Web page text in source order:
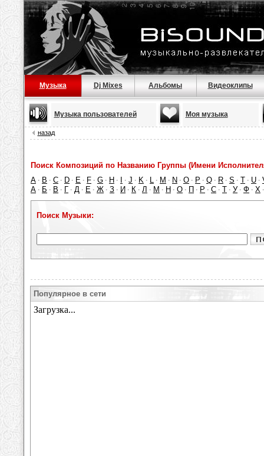
Музыка Dj Mixes Альбомы Видеоклипы
Музыка пользователей Моя музыка
назад
Поиск Композиций по Названию Группы (Имени
A · B · C · D · E · F · G · H · · J · K · L · M · N · O · P · Q · R · S · T · U ·
А · Б · В · Г · Д · Е · Ж · З · И · К · Л · М · Н · О · П · Р · С · Т · У · Ф · Х
Поиск Музыки:
Популярное в сети